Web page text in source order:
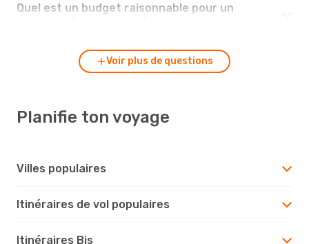
Quel est un budget raisonnable pour un
Voir plus de questions
Planifie ton voyage
Villes populaires
Itinéraires de vol populaires
Itinéraires Bis